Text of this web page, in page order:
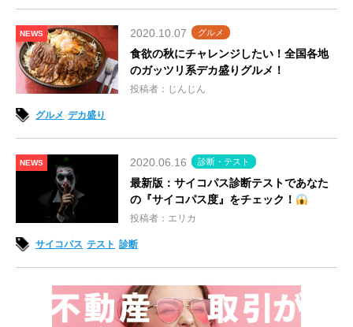
NEWS 2020.10.07 グルメ
食欲の秋にチャレンジしたい！全国各地
のガッツリ系デカ盛りグルメ！
投稿者：じんじん
グルメ デカ盛り
NEWS 2020.06.16 診断・テスト
最新版：サイコパス診断テストであなた
の『サイコパス度』をチェック！
投稿者：エリカ
サイコパス テスト 診断